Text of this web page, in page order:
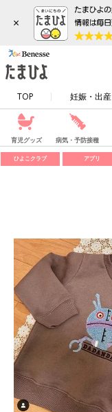
×
TOP 妊娠・出産
育児グッズ 病気・予防接種
ひよこクラブ アプリ